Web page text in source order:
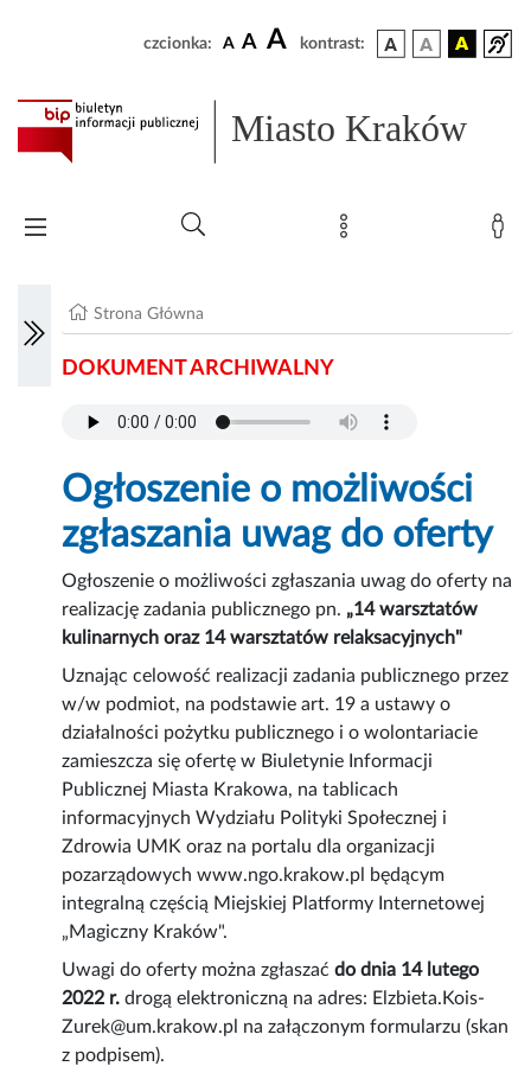
czcionka: A A A kontrast:
Miasto Kraków
Strona Główna
DOKUMENT ARCHIWALNY
Ogłoszenie o możliwości
zgłaszania uwag do oferty
Ogłoszenie o możliwości zgłaszania uwag do oferty na
realizację zadania publicznego pn. „14 warsztatów
kulinarnych oraz 14 warsztatów relaksacyjnych"
Uznając celowość realizacji zadania publicznego przez
w/w podmiot, na podstawie art. 19 a ustawy o
działalności pożytku publicznego i o wolontariacie
zamieszcza się ofertę w Biuletynie Informacji
Publicznej Miasta Krakowa, na tablicach
informacyjnych Wydziału Polityki Społecznej i
Zdrowia UMK oraz na portalu dla organizacji
pozarządowych www.ngo.krakow.pl będącym
integralną częścią Miejskiej Platformy Internetowej
„Magiczny Kraków".
Uwagi do oferty można zgłaszaćdo dnia 14 lutego
2022 r. drogą elektroniczną na adres: Elzbieta.Kois-
Zurek@um.krakow.pl na załączonym formularzu (skan
z podpisem).